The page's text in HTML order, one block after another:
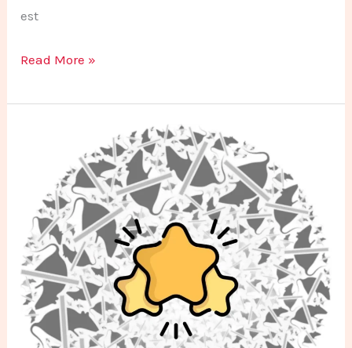
est
Read More »
Avis
les
Références
d’un
Dératiseur